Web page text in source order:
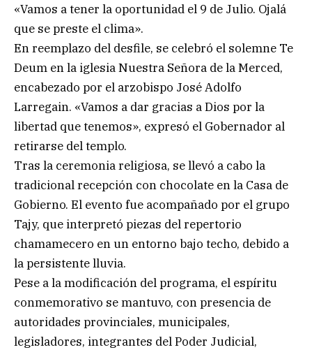
«Vamos a tener la oportunidad el 9 de Julio. Ojalá
que se preste el clima».
En reemplazo del desfile, se celebró el solemne Te
Deum en la iglesia Nuestra Señora de la Merced,
encabezado por el arzobispo José Adolfo
Larregain. «Vamos a dar gracias a Dios por la
libertad que tenemos», expresó el Gobernador al
retirarse del templo.
Tras la ceremonia religiosa, se llevó a cabo la
tradicional recepción con chocolate en la Casa de
Gobierno. El evento fue acompañado por el grupo
Tajy, que interpretó piezas del repertorio
chamamecero en un entorno bajo techo, debido a
la persistente lluvia.
Pese a la modificación del programa, el espíritu
conmemorativo se mantuvo, con presencia de
autoridades provinciales, municipales,
legisladores, integrantes del Poder Judicial,